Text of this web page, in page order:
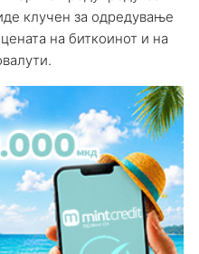
клучен за одредување
на биткоинот и на